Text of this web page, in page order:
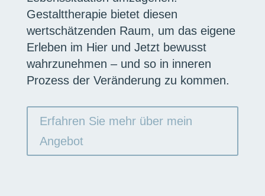
Gestalttherapie bietet diesen
wertschätzenden Raum, um das eigene
Erleben im Hier und Jetzt bewusst
wahrzunehmen – und so in inneren
Prozess der Veränderung zu kommen.
Erfahren Sie mehr über mein
Angebot